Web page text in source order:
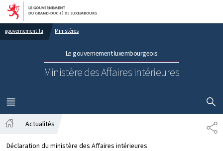
Aller au menu principal
Aller au contenu
gouvernement.lu Ministères
Le gouvernement luxembourgeois
Ministère des Affaires intérieures
MENU
PRINCIPAL
Actualités
Déclaration du ministère des Affaires intérieures